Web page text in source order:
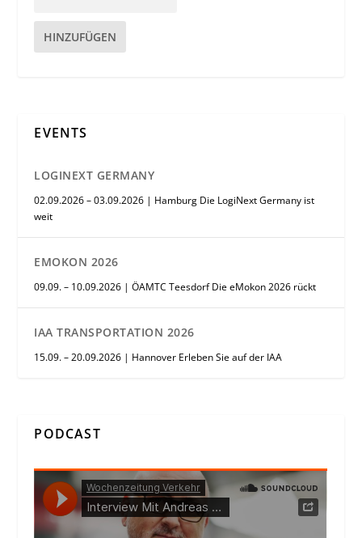
HINZUFÜGEN
EVENTS
LOGINEXT GERMANY
02.09.2026 – 03.09.2026 | Hamburg Die LogiNext Germany ist
weit
EMOKON 2026
09.09. – 10.09.2026 | ÖAMTC Teesdorf Die eMokon 2026 rückt
IAA TRANSPORTATION 2026
15.09. – 20.09.2026 | Hannover Erleben Sie auf der IAA
PODCAST